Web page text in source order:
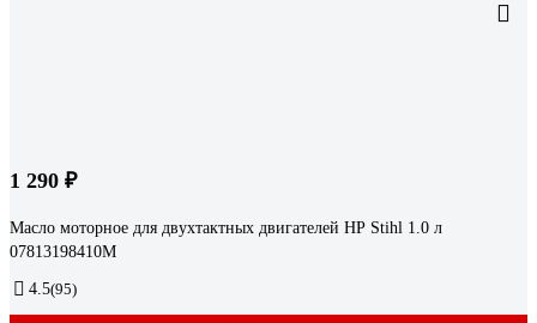
1 290 ₽
Масло моторное для двухтактных двигателей НР Stihl 1.0 л
07813198410M
4.5(95)